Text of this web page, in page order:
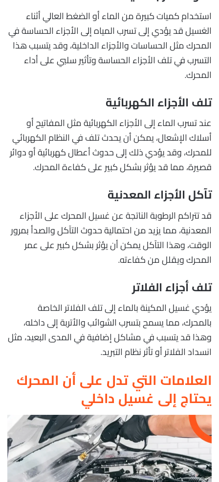
استخدام كميات كبيرة من الماء أو الضغط العالي أثناء
الغسيل قد يؤدي إلى تسرب المياه إلى الأجزاء الحساسة في
المحرك مثل الحساسات والأجزاء الداخلية، وقد يتسبب هذا
التسرب في تلف الأجزاء الحساسة وتأثير سلبي على أداء
المحرك.
تلف الأجزاء الكهربائية
عند تسرب الماء إلى الأجزاء الكهربائية مثل المفاتيح أو
أسلاك الإشعال، يمكن أن يحدث تلف في النظام الكهربائي
للمحرك، وقد يؤدي ذلك إلى حدوث أعطال كهربائية أو دوائر
قصيرة، مما قد يؤثر بشكل كبير على كفاءة المحرك.
تآكل الأجزاء المعدنية
قد تتراكم الرطوبة الناتجة عن غسيل المحرك على الأجزاء
المعدنية، مما يزيد من احتمالية حدوث التآكل والصدأ بمرور
الوقت، وهذا التآكل يمكن أن يؤثر بشكل كبير على عمر
المحرك ويقلل من كفاءته.
تلف أجزاء الفلاتر
يؤدي غسيل المكينة بالماء إلى تلف الفلاتر الخاصة
بالمحرك، مما يسمح بتسرب الشوائب والأتربة إلى داخله،
وهذا قد يتسبب في مشاكل إضافية في المدى البعيد، مثل
انسداد الفلاتر أو تأثر نظام التبريد.
العلامات التي تدل على أن المحرك
يحتاج إلى غسيل داخلي